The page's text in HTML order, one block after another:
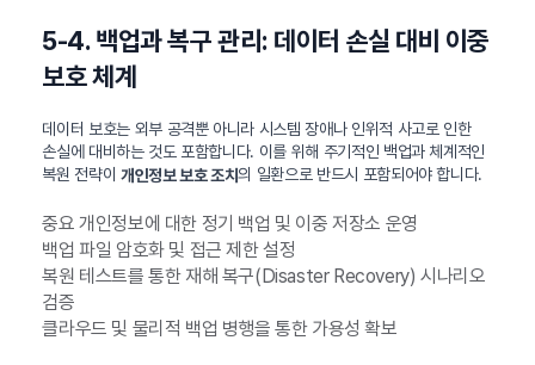
5-4. 백업과 복구 관리: 데이터 손실 대비 이중
보호 체계
데이터 보호는 외부 공격뿐 아니라 시스템 장애나 인위적 사고로 인한
손실에 대비하는 것도 포함합니다. 이를 위해 주기적인 백업과 체계적인
복원 전략이 개인정보 보호 조치의 일환으로 반드시 포함되어야 합니다.
중요 개인정보에 대한 정기 백업 및 이중 저장소 운영
백업 파일 암호화 및 접근 제한 설정
복원 테스트를 통한 재해 복구(Disaster Recovery) 시나리오
검증
클라우드 및 물리적 백업 병행을 통한 가용성 확보